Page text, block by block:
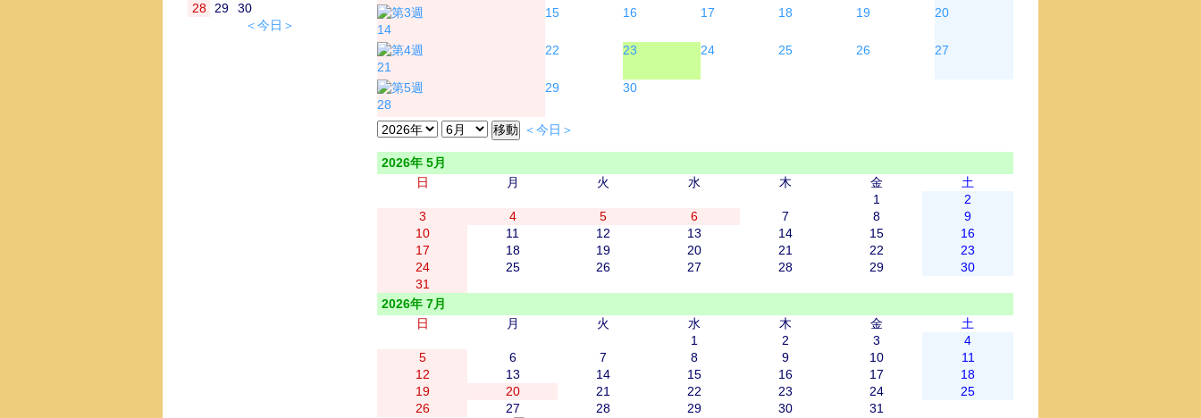
28
29
30
＜今日＞
14
15 16 17 18 19 20
21
22 23 24 25 26 27
28
29 30
＜今日＞
2026年 5月
日
月 火 水 木 金
土
1
2
3
4 5 6 7 8
9
10
11 12 13 14 15
16
17
18 19 20 21 22
23
24
25 26 27 28 29
30
31
2026年 7月
日
月 火 水 木 金
土
1
2 3
4
5
6 7 8 9 10
11
12
13 14 15 16 17
18
19
20 21 22 23 24
25
26
27 28 29 30 31